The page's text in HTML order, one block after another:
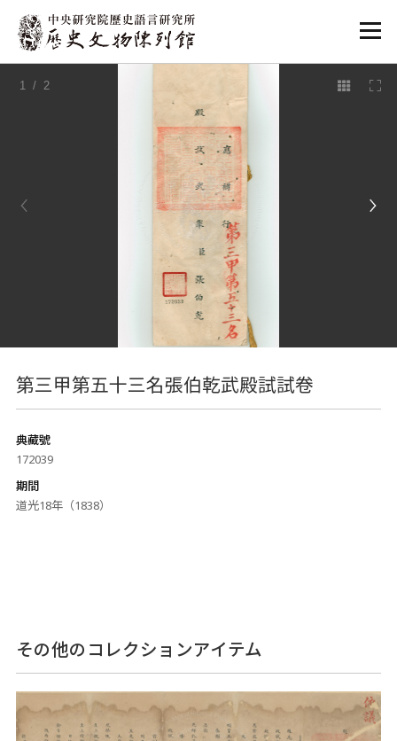
:::
1 / 2
第三甲第五十三名張伯乾武殿試試卷
典藏號
172039
期間
道光18年（1838）
その他のコレクションアイテム